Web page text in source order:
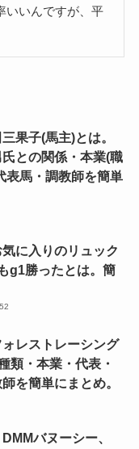
いいんですが、平
果子(馬主)とは。
との関係・本業(職
表馬・調教師を簡単
気に入りのリュック
g1勝ったとは。簡
レストレーシング
類・本業・代表・
を簡単にまとめ。
バヌーシー、